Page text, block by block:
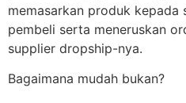
memasarkan produk kepada
pembeli serta meneruskan
supplier dropship-nya.
Bagaimana mudah bukan?